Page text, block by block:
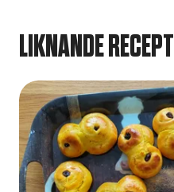
LIKNANDE RECEPT